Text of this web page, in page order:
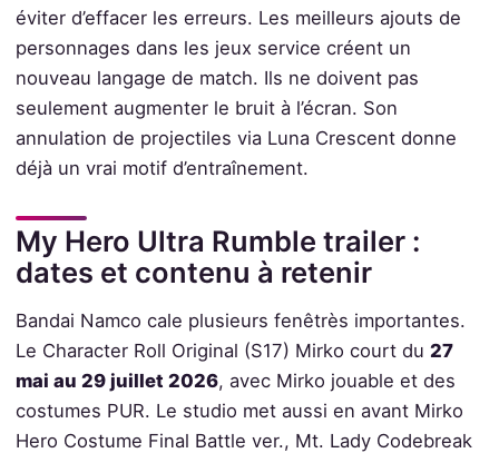
éviter d’effacer les erreurs. Les meilleurs ajouts de
personnages dans les jeux service créent un
nouveau langage de match. Ils ne doivent pas
seulement augmenter le bruit à l’écran. Son
annulation de projectiles via Luna Crescent donne
déjà un vrai motif d’entraînement.
My Hero Ultra Rumble trailer :
dates et contenu à retenir
Bandai Namco cale plusieurs fenêtrès importantes.
Le Character Roll Original (S17) Mirko court du 27
mai au 29 juillet 2026, avec Mirko jouable et des
costumes PUR. Le studio met aussi en avant Mirko
Hero Costume Final Battle ver., Mt. Lady Codebreak